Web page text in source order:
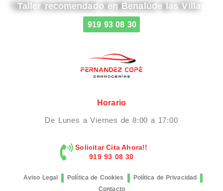
Taller recomendado en Benalúde las Villas
919 93 08 30
Horario
De Lunes a Viernes de 8:00 a 17:00
Solicitar Cita Ahora!!
919 93 08 30
Aviso Legal Política de Cookies
Política de Privacidad
Contacto